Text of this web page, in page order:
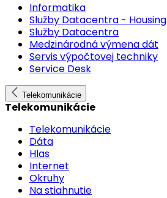
Informatika
Služby Datacentra - Housing
Služby Datacentra
Medzinárodná výmena dát
Servis výpočtovej techniky
Service Desk
Telekomunikácie
Telekomunikácie
Telekomunikácie
Dáta
Hlas
Internet
Okruhy
Na stiahnutie